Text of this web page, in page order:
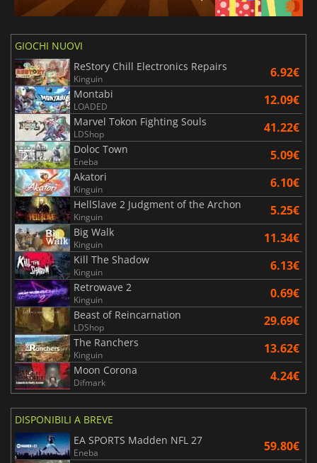
GIOCHI NUOVI
ReStory Chill Electronics Repairs
Kinguin 6.92€
Montabi
LOADED 12.09€
Marvel Tokon Fighting Souls
LDShop 41.22€
Doloc Town
Eneba 5.09€
Akatori
Kinguin 6.10€
HellSlave 2 Judgment of the Archon
Kinguin 5.25€
Big Walk
Kinguin 11.34€
Kill The Shadow
Kinguin 6.13€
Retrowave 2
Kinguin 0.69€
Beast of Reincarnation
LDShop 29.69€
The Ranchers
Kinguin 13.62€
Moon Corona
Difmark 4.24€
DISPONIBILI A BREVE
EA SPORTS Madden NFL 27
Eneba 59.80€